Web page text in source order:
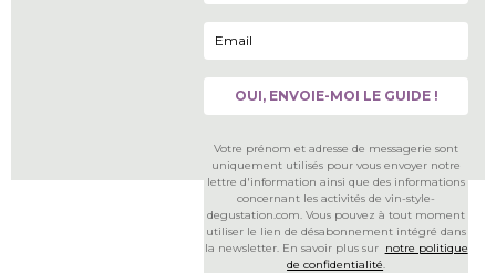
Votre prénom et adresse de messagerie sont
uniquement utilisés pour vous envoyer notre
lettre d'information ainsi que des informations
concernant les activités de vin-style-
degustation.com. Vous pouvez à tout moment
utiliser le lien de désabonnement intégré dans
la newsletter. En savoir plus sur notre politique
de confidentialité.